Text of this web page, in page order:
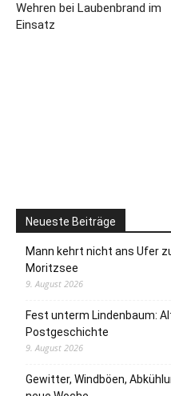
Wehren bei Laubenbrand im
Einsatz
Neueste Beiträge
Mann kehrt nicht ans Ufer
Moritzsee
9. August 2026
Fest unterm Lindenbaum:
Postgeschichte
9. August 2026
Gewitter, Windböen,